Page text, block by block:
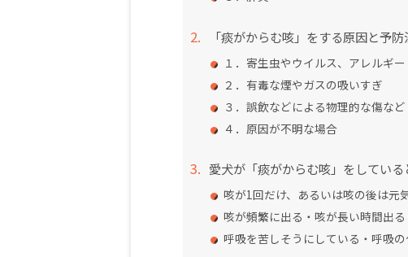
「痰がからむ咳」をする原因と予防
１．寄生虫やウイルス、アレルギー
２．有毒な煙やガスの吸いすぎ
３．誤飲などによる物理的な傷など
４．原因が不明な場合
愛犬が「痰がからむ咳」をしてい
咳が1回だけ、あるいは咳の後は元
咳が頻繁に出る・咳が長い時間出
呼吸を苦しそうにしている・呼吸